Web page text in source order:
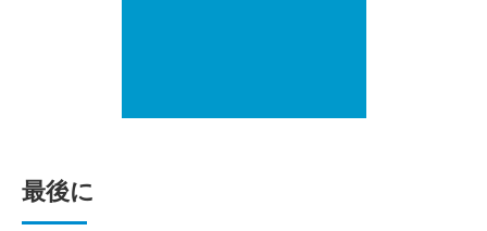
最後に